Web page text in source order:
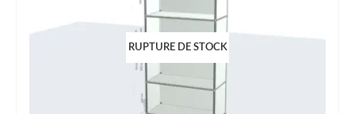
RUPTURE DE STOCK